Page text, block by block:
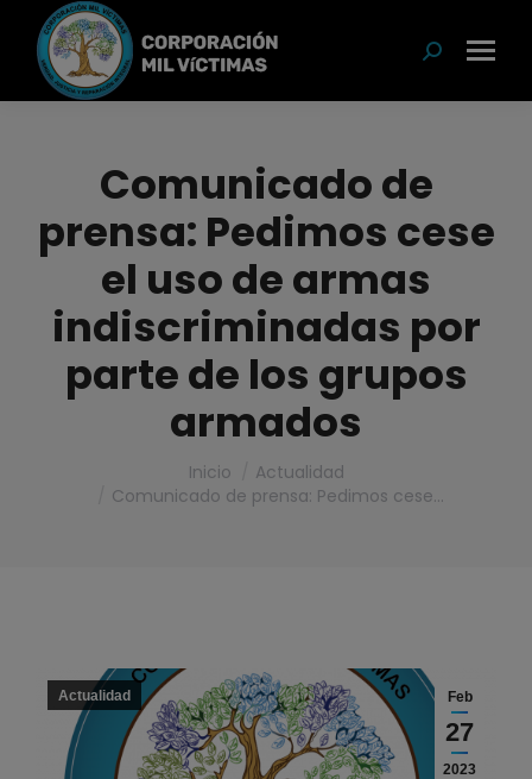
Buscar:
Comunicado de
prensa: Pedimos cese
el uso de armas
indiscriminadas por
parte de los grupos
armados
Inicio
Actualidad
Comunicado de prensa: Pedimos cese…
Feb
27
2023
Actualidad